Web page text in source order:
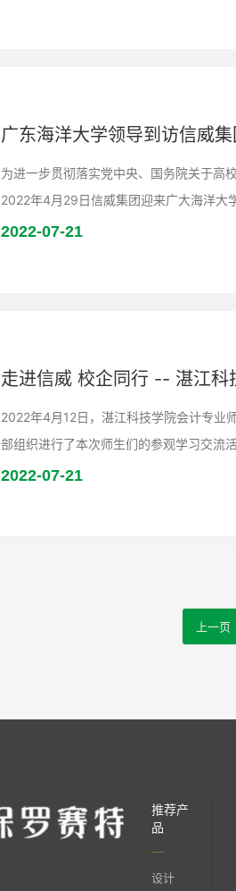
广东海洋大学领导到访信威
为进一步贯彻落实党中央、国务院关于高
2022年4月29日信威集团迎来广大海洋大
2022-07-21
走进信威 校企同行 -- 湛江科
2022年4月12日，湛江科技学院会计专业
部组织进行了本次师生们的参观学习交流活
2022-07-21
上一页
推荐产
品
设计